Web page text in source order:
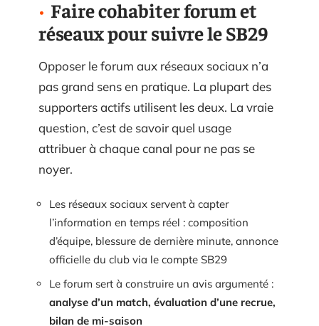
Faire cohabiter forum et
réseaux pour suivre le SB29
Opposer le forum aux réseaux sociaux n’a
pas grand sens en pratique. La plupart des
supporters actifs utilisent les deux. La vraie
question, c’est de savoir quel usage
attribuer à chaque canal pour ne pas se
noyer.
Les réseaux sociaux servent à capter
l’information en temps réel : composition
d’équipe, blessure de dernière minute, annonce
officielle du club via le compte SB29
Le forum sert à construire un avis argumenté :
analyse d’un match, évaluation d’une recrue,
bilan de mi-saison